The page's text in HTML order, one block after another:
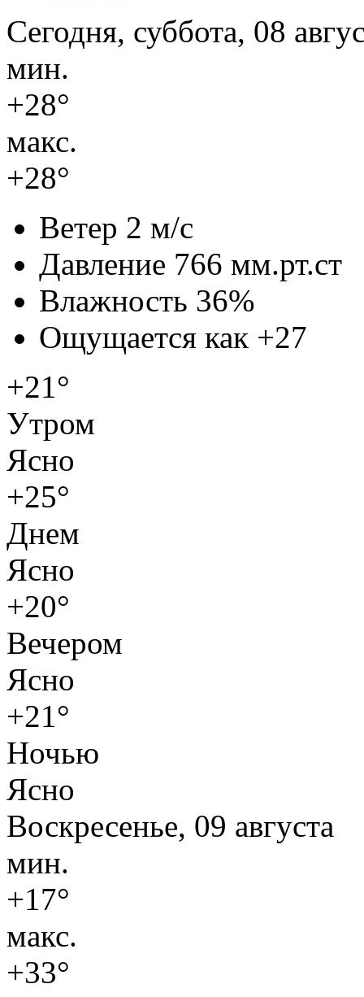
Сегодня, суббота, 08
мин.
+28°
макс.
+28°
Ветер 2 м/с
Давление 766 мм.рт.ст
Влажность 36%
Ощущается как +27
+21°
Утром
Ясно
+25°
Днем
Ясно
+20°
Вечером
Ясно
+21°
Ночью
Ясно
Воскресенье, 09 августа
мин.
+17°
макс.
+33°